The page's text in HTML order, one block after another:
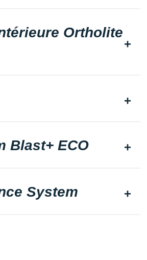
Ortholite
Blast+ ECO
System